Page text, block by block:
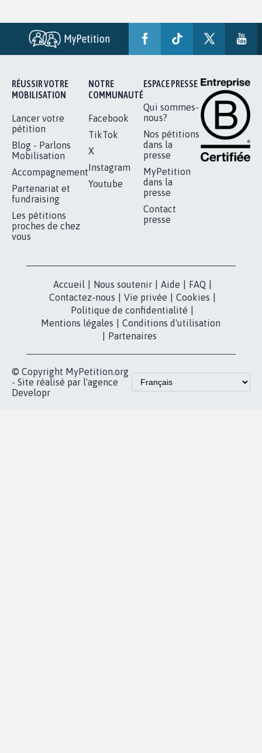
RÉUSSIR VOTRE
MOBILISATION
Lancer votre
pétition
Blog - Parlons
Mobilisation
Accompagnement
Partenariat et
fundraising
Les pétitions
proches de chez
vous
NOTRE
COMMUNAUTÉ
Facebook
TikTok
X
Instagram
Youtube
ESPACE PRESSE
Qui sommes-
nous?
Nos pétitions
dans la
presse
MyPetition
dans la
presse
Contact
presse
Accueil Nous soutenir Aide FAQ
Contactez-nous
Vie privée Cookies
Politique de confidentialité
Mentions légales
Conditions d'utilisation
Partenaires
© Copyright MyPetition.org
- Site réalisé par l'agence
Developr